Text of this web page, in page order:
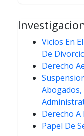
Vicios En
De
Derecho
Abogados,
Derecho A
Papel De